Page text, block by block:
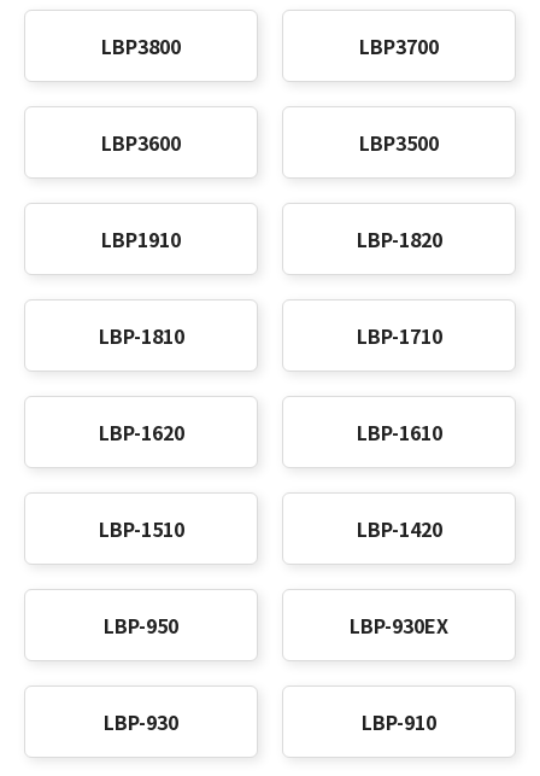
LBP3800 LBP3700
LBP3600 LBP3500
LBP1910 LBP-1820
LBP-1810 LBP-1710
LBP-1620 LBP-1610
LBP-1510 LBP-1420
LBP-950 LBP-930EX
LBP-930 LBP-910